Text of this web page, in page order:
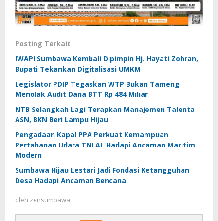
Posting Terkait
IWAPI Sumbawa Kembali Dipimpin Hj. Hayati Zohran,
Bupati Tekankan Digitalisasi UMKM
Legislator PDIP Tegaskan WTP Bukan Tameng
Menolak Audit Dana BTT Rp 484 Miliar
NTB Selangkah Lagi Terapkan Manajemen Talenta
ASN, BKN Beri Lampu Hijau
Pengadaan Kapal PPA Perkuat Kemampuan
Pertahanan Udara TNI AL Hadapi Ancaman Maritim
Modern
Sumbawa Hijau Lestari Jadi Fondasi Ketangguhan
Desa Hadapi Ancaman Bencana
oleh zensumbawa